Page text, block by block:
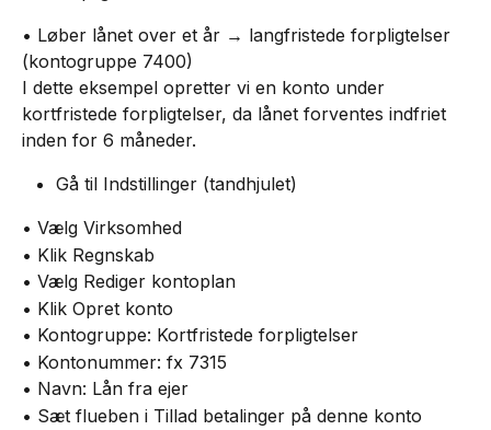
• Løber lånet over et år → langfristede forpligtelser
(kontogruppe 7400)
I dette eksempel opretter vi en konto under
kortfristede forpligtelser, da lånet forventes indfriet
inden for 6 måneder.
Gå til Indstillinger (tandhjulet)
• Vælg Virksomhed
• Klik Regnskab
• Vælg Rediger kontoplan
• Klik Opret konto
• Kontogruppe: Kortfristede forpligtelser
• Kontonummer: fx 7315
• Navn: Lån fra ejer
• Sæt flueben i Tillad betalinger på denne konto